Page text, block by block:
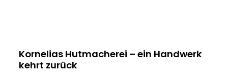
Kornelias Hutmacherei – ein Handwerk
kehrt zurück